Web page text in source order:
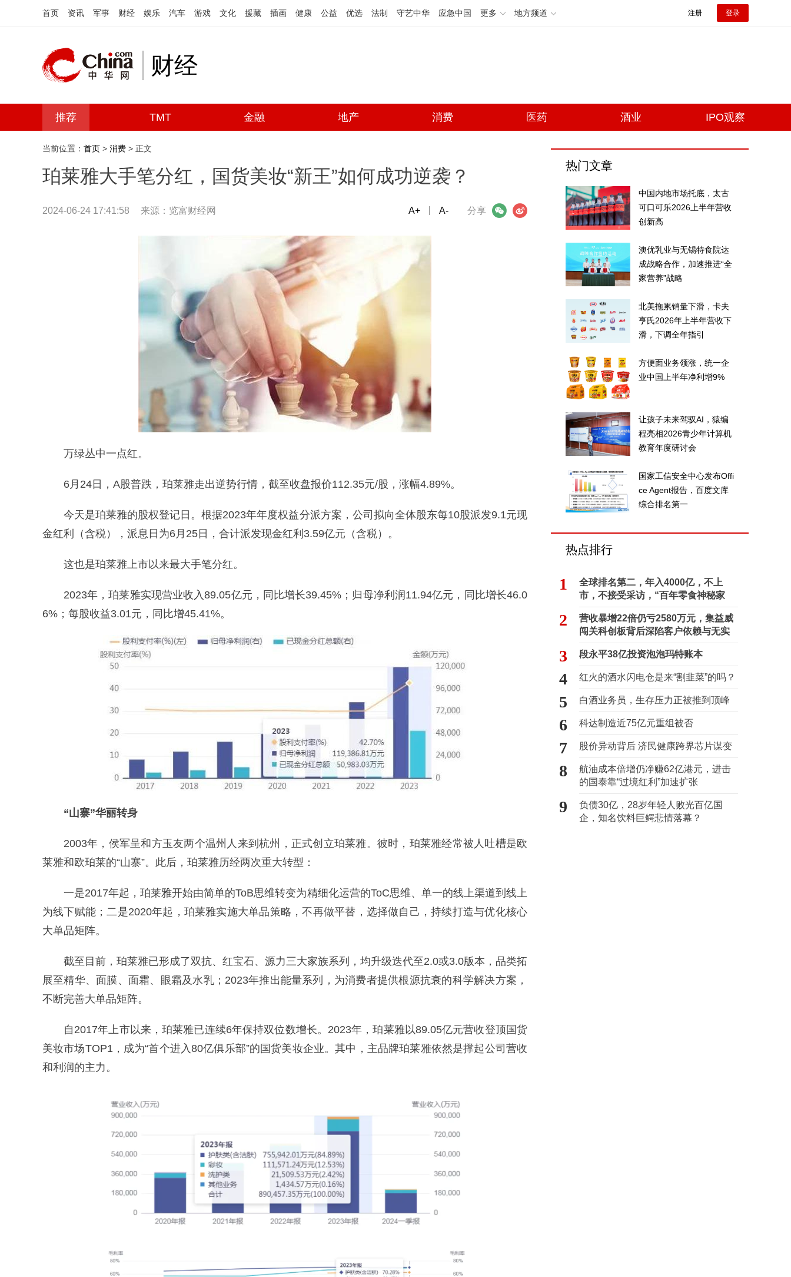
首页 资讯 军事 财经 娱乐 汽车 游戏 文化 援藏 插画 健康 公益 优选 法制 守艺中华 应急中国 更多 地方频道 注册 登录
财经
推荐 TMT 金融 地产 消费 医药 酒业 IPO观察
当前位置： 首页 > 消费 > 正文
珀莱雅大手笔分红，国货美妆“新王”如何成功逆袭？
2024-06-24 17:41:58 来源：览富财经网 分享
微信 微博
A+ A-
万绿丛中一点红。
6月24日，A股普跌，珀莱雅走出逆势行情，截至收盘报价112.35元/股，涨幅4.89%。
今天是珀莱雅的股权登记日。根据2023年年度权益分派方案，公司拟向全体股东每10股派发9.1元现
金红利（含税），派息日为6月25日，合计派发现金红利3.59亿元（含税）。
这也是珀莱雅上市以来最大手笔分红。
2023年，珀莱雅实现营业收入89.05亿元，同比增长39.45%；归母净利润11.94亿元，同比增长46.0
6%；每股收益3.01元，同比增45.41%。
“山寨”华丽转身
2003年，侯军呈和方玉友两个温州人来到杭州，正式创立珀莱雅。彼时，珀莱雅经常被人吐槽是欧
莱雅和欧珀莱的“山寨”。此后，珀莱雅历经两次重大转型：
一是2017年起，珀莱雅开始由简单的ToB思维转变为精细化运营的ToC思维、单一的线上渠道到线上
为线下赋能；二是2020年起，珀莱雅实施大单品策略，不再做平替，选择做自己，持续打造与优化核心
大单品矩阵。
截至目前，珀莱雅已形成了双抗、红宝石、源力三大家族系列，均升级迭代至2.0或3.0版本，品类拓
展至精华、面膜、面霜、眼霜及水乳；2023年推出能量系列，为消费者提供根源抗衰的科学解决方案，
不断完善大单品矩阵。
自2017年上市以来，珀莱雅已连续6年保持双位数增长。2023年，珀莱雅以89.05亿元营收登顶国货
美妆市场TOP1，成为“首个进入80亿俱乐部”的国货美妆企业。其中，主品牌珀莱雅依然是撑起公司营收
和利润的主力。
热门文章
中国内地市场托底，太古
可口可乐2026上半年营收
创新高
澳优乳业与无锡特食院达
成战略合作，加速推进“全
家营养”战略
北美拖累销量下滑，卡夫
亨氏2026年上半年营收下
滑，下调全年指引
方便面业务领涨，统一企
业中国上半年净利增9%
让孩子未来驾驭AI，猿编
程亮相2026青少年计算机
教育年度研讨会
国家工信安全中心发布Offi
ce Agent报告，百度文库
综合排名第一
热点排行
1
全球排名第二，年入4000亿，不上
市，不接受采访，“百年零食神秘家
族”浮出水面？
2
营收暴增22倍仍亏2580万元，集益威
闯关科创板背后深陷客户依赖与无实
控人困局
3 段永平38亿投资泡泡玛特账本
4 红火的酒水闪电仓是来“割韭菜”的吗？
5 白酒业务员，生存压力正被推到顶峰
6 科达制造近75亿元重组被否
7 股价异动背后 济民健康跨界芯片谋变
8
航油成本倍增仍净赚62亿港元，进击
的国泰靠“过境红利”加速扩张
9
负债30亿，28岁年轻人败光百亿国
企，知名饮料巨鳄悲情落幕？